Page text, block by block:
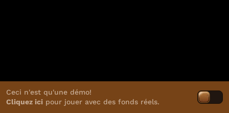
Ceci n'est qu'une démo!
Cliquez ici pour jouer avec des fonds réels.